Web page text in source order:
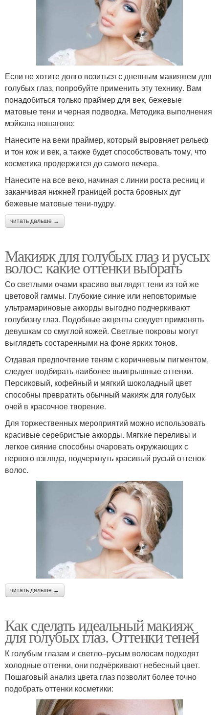
Если не хотите долго возиться с дневным макияжем для
голубых глаз, попробуйте применить эту технику. Вам
понадобиться только праймер для век, бежевые
матовые тени и черная подводка. Методика выполнения
мэйкапа пошагово:
Нанесите на веки праймер, который выровняет рельеф
и тон кож и век, а также будет способствовать тому, что
косметика продержится до самого вечера.
Нанесите на все веко, начиная с линии роста ресниц и
заканчивая нижней границей роста бровных дуг
бежевые матовые тени-пудру.
читать дальше →
Макияж для голубых глаз и русых
волос: какие оттенки выбрать
Со светлыми очами красиво выглядят тени из той же
цветовой гаммы. Глубокие синие или неповторимые
ультрамариновые аккорды выгодно подчеркивают
голубизну глаз. Подобные акценты следует применять
девушкам со смуглой кожей. Светлые покровы могут
выглядеть состаренными на фоне ярких тонов.
Отдавая предпочтение теням с коричневым пигментом,
следует подбирать наиболее выигрышные оттенки.
Персиковый, кофейный и мягкий шоколадный цвет
способны превратить обычный макияж для голубых
очей в красочное творение.
Для торжественных мероприятий можно использовать
красивые серебристые аккорды. Мягкие переливы и
легкое сияние способны очаровать окружающих с
первого взгляда, подчеркнуть красивый русый оттенок
волос.
читать дальше →
Как сделать идеальный макияж
для голубых глаз. Оттенки теней
К голубым глазам и светло–русым волосам подходят
холодные оттенки, они подчёркивают небесный цвет.
Пошаговый анализ цвета глаз позволит более точно
подобрать оттенки косметики: